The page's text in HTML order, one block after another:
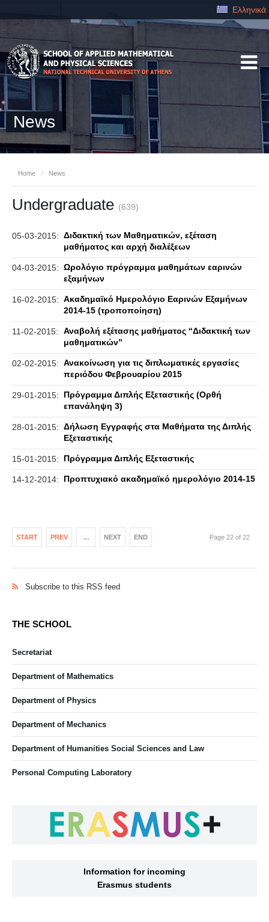
Ελληνικά
News
Home / News
Undergraduate (639)
05-03-2015: Διδακτική των Μαθηματικών, εξέταση
μαθήματος και αρχή διαλέξεων
04-03-2015: Ωρολόγιο πρόγραμμα μαθημάτων εαρινών
εξαμήνων
16-02-2015: Ακαδημαϊκό Ημερολόγιο Εαρινών Εξαμήνων
2014-15 (τροποποίηση)
11-02-2015:
Αναβολή εξέτασης μαθήματος “Διδακτική των
μαθηματικών”
02-02-2015: Ανακοίνωση για τις διπλωματικές εργασίες
περιόδου Φεβρουαρίου 2015
29-01-2015:
Πρόγραμμα Διπλής Εξεταστικής (Ορθή
επανάληψη 3)
28-01-2015: Δήλωση Εγγραφής στα Μαθήματα της Διπλής
Εξεταστικής
15-01-2015: Πρόγραμμα Διπλής Εξεταστικής
14-12-2014: Προπτυχιακό ακαδημαϊκό ημερολόγιο 2014-15
START PREV … NEXT END Page 22 of 22
Subscribe to this RSS feed
THE SCHOOL
Secretariat
Department of Mathematics
Department of Physics
Department of Mechanics
Department of Humanities Social Sciences and Law
Personal Computing Laboratory
Information for incoming
Erasmus students